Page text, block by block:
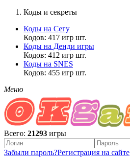
Коды и секреты
Коды на Сегу
Кодов: 417 игр шт.
Коды на Денди игры
Кодов: 412 игр шт.
Коды на SNES
Кодов: 455 игр шт.
Меню
Всего: 21293 игры
Забыли пароль?Регистрация на сайте